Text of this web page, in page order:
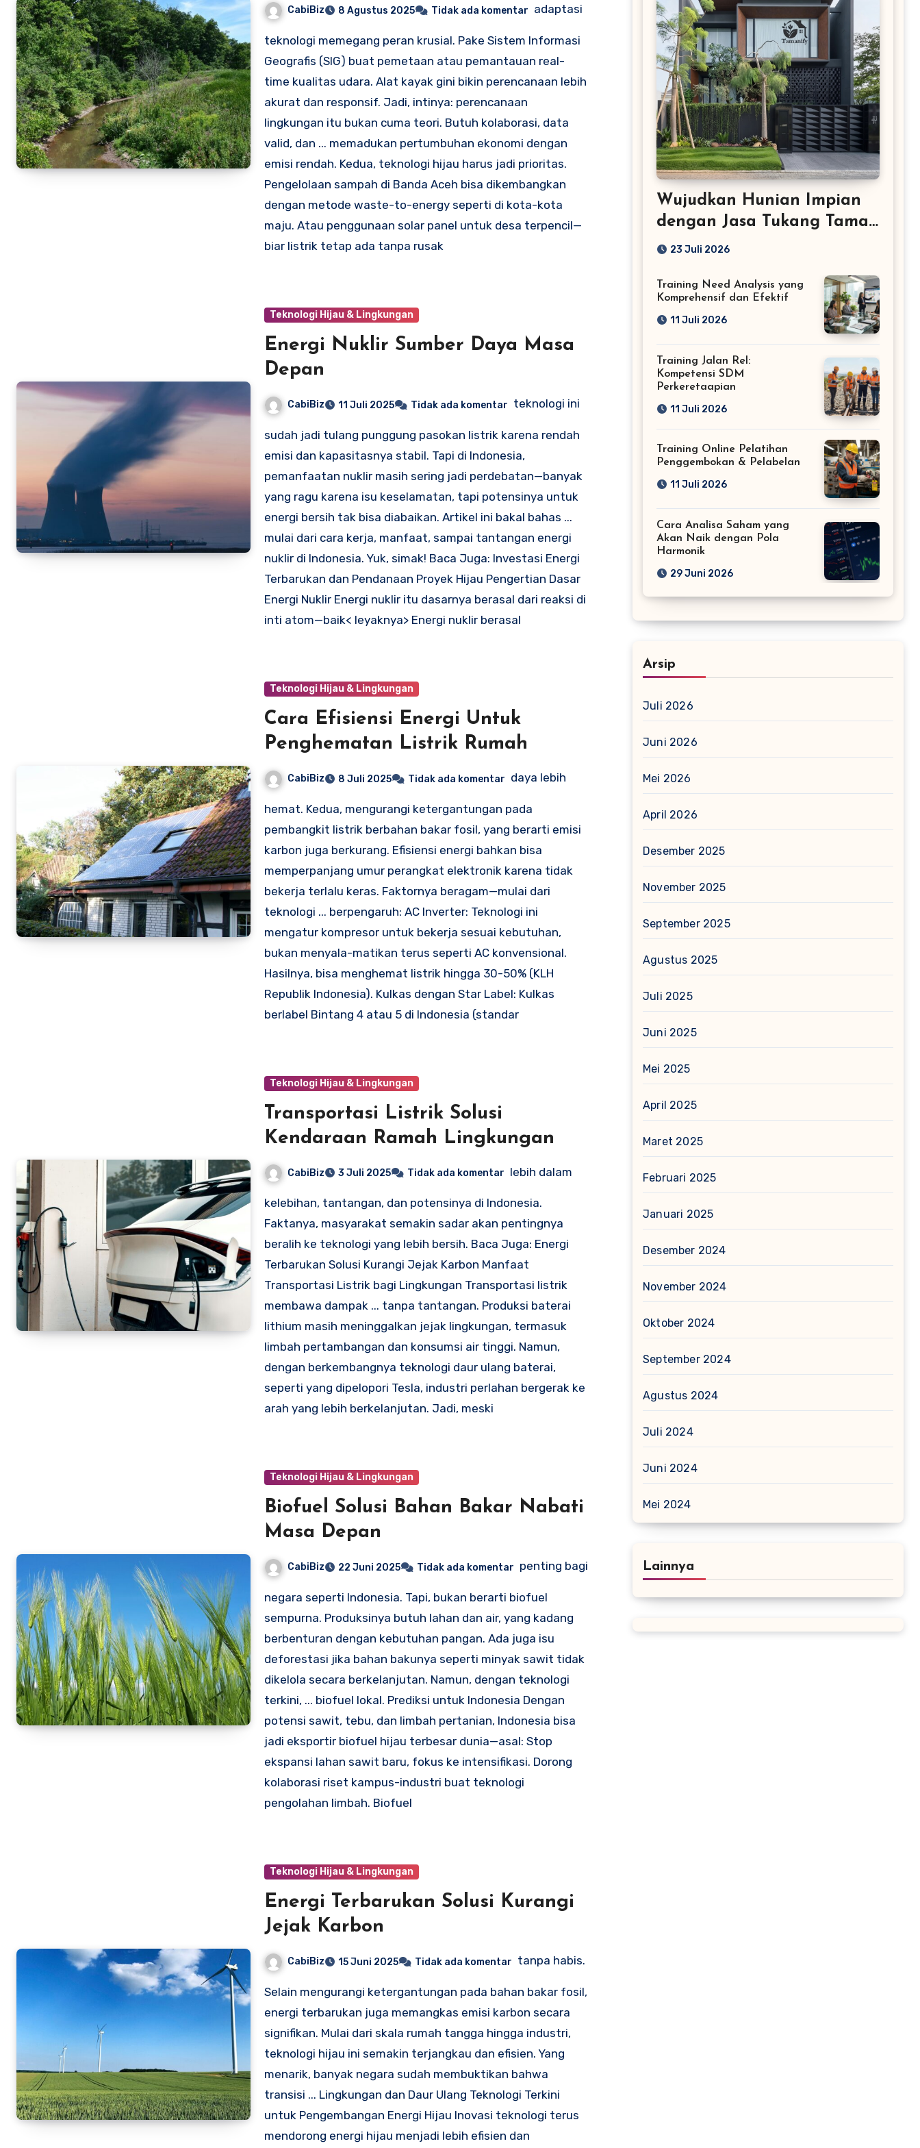
CabiBiz 8 Agustus 2025 Tidak ada komentar adaptasi
teknologi memegang peran krusial. Pake Sistem Informasi
Geografis (SIG) buat pemetaan atau pemantauan real-
time kualitas udara. Alat kayak gini bikin perencanaan lebih
akurat dan responsif. Jadi, intinya: perencanaan
lingkungan itu bukan cuma teori. Butuh kolaborasi, data
valid, dan ... memadukan pertumbuhan ekonomi dengan
emisi rendah. Kedua, teknologi hijau harus jadi prioritas.
Pengelolaan sampah di Banda Aceh bisa dikembangkan
dengan metode waste-to-energy seperti di kota-kota
maju. Atau penggunaan solar panel untuk desa terpencil—
biar listrik tetap ada tanpa rusak
Teknologi Hijau & Lingkungan
Energi Nuklir Sumber Daya Masa
Depan
CabiBiz 11 Juli 2025 Tidak ada komentar teknologi ini
sudah jadi tulang punggung pasokan listrik karena rendah
emisi dan kapasitasnya stabil. Tapi di Indonesia,
pemanfaatan nuklir masih sering jadi perdebatan—banyak
yang ragu karena isu keselamatan, tapi potensinya untuk
energi bersih tak bisa diabaikan. Artikel ini bakal bahas ...
mulai dari cara kerja, manfaat, sampai tantangan energi
nuklir di Indonesia. Yuk, simak! Baca Juga: Investasi Energi
Terbarukan dan Pendanaan Proyek Hijau Pengertian Dasar
Energi Nuklir Energi nuklir itu dasarnya berasal dari reaksi di
inti atom—baik< leyaknya> Energi nuklir berasal
Teknologi Hijau & Lingkungan
Cara Efisiensi Energi Untuk
Penghematan Listrik Rumah
CabiBiz 8 Juli 2025 Tidak ada komentar daya lebih
hemat. Kedua, mengurangi ketergantungan pada
pembangkit listrik berbahan bakar fosil, yang berarti emisi
karbon juga berkurang. Efisiensi energi bahkan bisa
memperpanjang umur perangkat elektronik karena tidak
bekerja terlalu keras. Faktornya beragam—mulai dari
teknologi ... berpengaruh: AC Inverter: Teknologi ini
mengatur kompresor untuk bekerja sesuai kebutuhan,
bukan menyala-matikan terus seperti AC konvensional.
Hasilnya, bisa menghemat listrik hingga 30-50% (KLH
Republik Indonesia). Kulkas dengan Star Label: Kulkas
berlabel Bintang 4 atau 5 di Indonesia (standar
Teknologi Hijau & Lingkungan
Transportasi Listrik Solusi
Kendaraan Ramah Lingkungan
CabiBiz 3 Juli 2025 Tidak ada komentar lebih dalam
kelebihan, tantangan, dan potensinya di Indonesia.
Faktanya, masyarakat semakin sadar akan pentingnya
beralih ke teknologi yang lebih bersih. Baca Juga: Energi
Terbarukan Solusi Kurangi Jejak Karbon Manfaat
Transportasi Listrik bagi Lingkungan Transportasi listrik
membawa dampak ... tanpa tantangan. Produksi baterai
lithium masih meninggalkan jejak lingkungan, termasuk
limbah pertambangan dan konsumsi air tinggi. Namun,
dengan berkembangnya teknologi daur ulang baterai,
seperti yang dipelopori Tesla, industri perlahan bergerak ke
arah yang lebih berkelanjutan. Jadi, meski
Teknologi Hijau & Lingkungan
Biofuel Solusi Bahan Bakar Nabati
Masa Depan
CabiBiz 22 Juni 2025 Tidak ada komentar penting bagi
negara seperti Indonesia. Tapi, bukan berarti biofuel
sempurna. Produksinya butuh lahan dan air, yang kadang
berbenturan dengan kebutuhan pangan. Ada juga isu
deforestasi jika bahan bakunya seperti minyak sawit tidak
dikelola secara berkelanjutan. Namun, dengan teknologi
terkini, ... biofuel lokal. Prediksi untuk Indonesia Dengan
potensi sawit, tebu, dan limbah pertanian, Indonesia bisa
jadi eksportir biofuel hijau terbesar dunia—asal: Stop
ekspansi lahan sawit baru, fokus ke intensifikasi. Dorong
kolaborasi riset kampus-industri buat teknologi
pengolahan limbah. Biofuel
Teknologi Hijau & Lingkungan
Energi Terbarukan Solusi Kurangi
Jejak Karbon
CabiBiz 15 Juni 2025 Tidak ada komentar tanpa habis.
Selain mengurangi ketergantungan pada bahan bakar fosil,
energi terbarukan juga memangkas emisi karbon secara
signifikan. Mulai dari skala rumah tangga hingga industri,
teknologi hijau ini semakin terjangkau dan efisien. Yang
menarik, banyak negara sudah membuktikan bahwa
transisi ... Lingkungan dan Daur Ulang Teknologi Terkini
untuk Pengembangan Energi Hijau Inovasi teknologi terus
mendorong energi hijau menjadi lebih efisien dan
Wujudkan Hunian Impian
dengan Jasa Tukang Taman
Profesional
23 Juli 2026
Training Need Analysis yang
Komprehensif dan Efektif
11 Juli 2026
Training Jalan Rel:
Kompetensi SDM
Perkeretaapian
11 Juli 2026
Training Online Pelatihan
Penggembokan & Pelabelan
11 Juli 2026
Cara Analisa Saham yang
Akan Naik dengan Pola
Harmonik
29 Juni 2026
Arsip
Juli 2026
Juni 2026
Mei 2026
April 2026
Desember 2025
November 2025
September 2025
Agustus 2025
Juli 2025
Juni 2025
Mei 2025
April 2025
Maret 2025
Februari 2025
Januari 2025
Desember 2024
November 2024
Oktober 2024
September 2024
Agustus 2024
Juli 2024
Juni 2024
Mei 2024
Lainnya